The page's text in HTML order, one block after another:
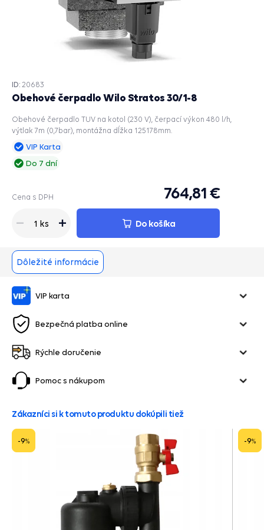
Obehové čerpadlo Wilo Stratos 30/1-8
ID: 20683
Obehové čerpadlo TUV na kotol (230 V), čerpací výkon 480 l/h,
výtlak 7m (0,7bar), montážna dĺžka 125178mm.
VIP Karta
Do 7 dní
Cena s DPH 764,81 €
1 ks Do košíka
Dôležité informácie
VIP karta
Bezpečná platba online
Rýchle doručenie
Pomoc s nákupom
Zákazníci si k tomuto produktu dokúpili tiež
-9% -9%